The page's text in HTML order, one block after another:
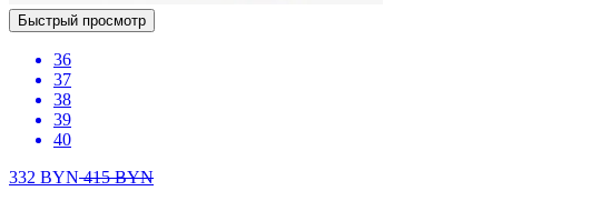
Быстрый просмотр
36
37
38
39
40
332 BYN415BYN